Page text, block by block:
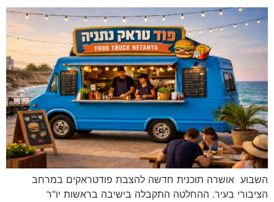
השבוע אושרה תוכנית חדשה להצבת פודטראקים במרחב
הציבורי בעיר. ההחלטה התקבלה בישיבה בראשות יו"ר